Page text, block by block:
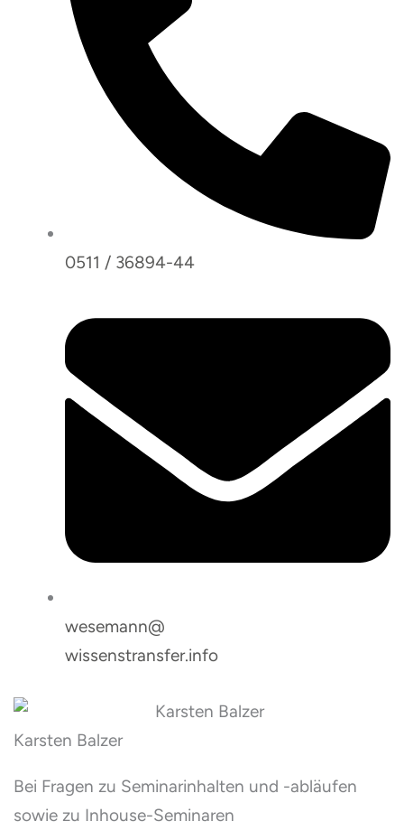
0511 / 36894-44
wesemann@
wissenstransfer.info
Karsten Balzer
Bei Fragen zu Seminarinhalten und -abläufen
sowie zu Inhouse-Seminaren